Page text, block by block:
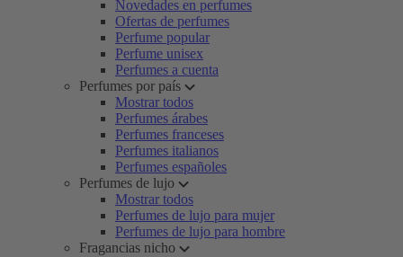
Novedades en perfumes
Ofertas de perfumes
Perfume popular
Perfume unisex
Perfumes a cuenta
Perfumes por país
Mostrar todos
Perfumes árabes
Perfumes franceses
Perfumes italianos
Perfumes españoles
Perfumes de lujo
Mostrar todos
Perfumes de lujo para mujer
Perfumes de lujo para hombre
Fragancias nicho